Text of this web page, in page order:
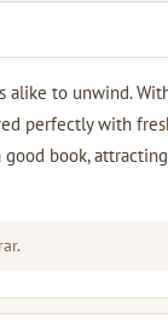
alike to unwind.
perfectly with
book,